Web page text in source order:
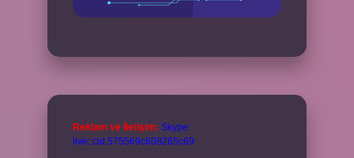
Reklam ve İletişim: Skype:
live:.cid.575569c608265c69